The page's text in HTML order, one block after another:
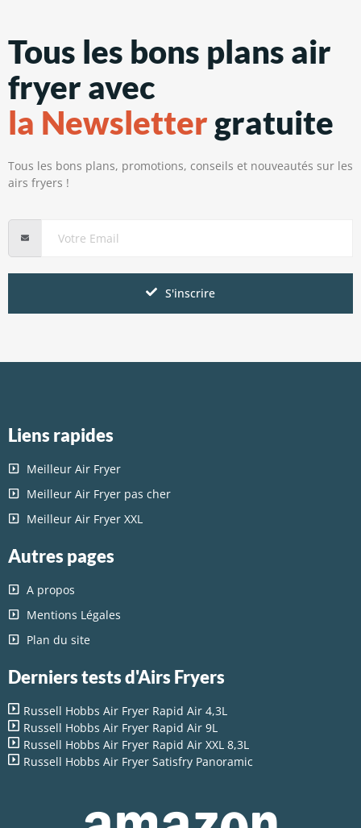
Tous les bons plans air
fryer avec
la Newsletter gratuite
Tous les bons plans, promotions, conseils et nouveautés sur les
airs fryers !
S'inscrire
Liens rapides
Meilleur Air Fryer
Meilleur Air Fryer pas cher
Meilleur Air Fryer XXL
Autres pages
A propos
Mentions Légales
Plan du site
Derniers tests d'Airs Fryers
Russell Hobbs Air Fryer Rapid Air 4,3L
Russell Hobbs Air Fryer Rapid Air 9L
Russell Hobbs Air Fryer Rapid Air XXL 8,3L
Russell Hobbs Air Fryer Satisfry Panoramic